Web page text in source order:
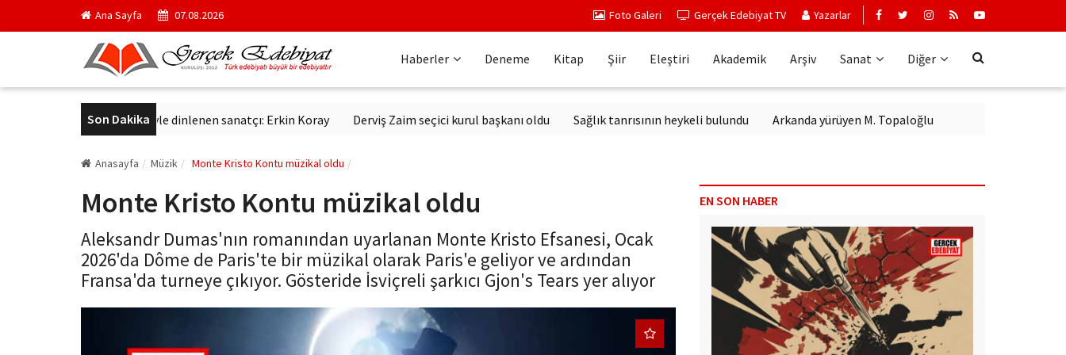
Ana Sayfa 07.08.2026 Foto Galeri Gerçek Edebiyat TV Yazarlar
Haberler Deneme Kitap Şiir Eleştiri Akademik Arşiv Sanat Diğer
Son Dakika
yıldır aynı sevgiyle dinlenen sanatçı: Erkin Koray Derviş Zaim seçici kurul başkanı oldu Sağlık tanrısının heykeli bulundu Arkanda yürüyen M. Topaloğlu
Anasayfa Müzik Monte Kristo Kontu müzikal oldu
Monte Kristo Kontu müzikal oldu
Aleksandr Dumas'nın romanından uyarlanan Monte Kristo Efsanesi, Ocak
2026'da Dôme de Paris'te bir müzikal olarak Paris'e geliyor ve ardından
Fransa'da turneye çıkıyor. Gösteride İsviçreli şarkıcı Gjon's Tears yer alıyor
EN SON HABER